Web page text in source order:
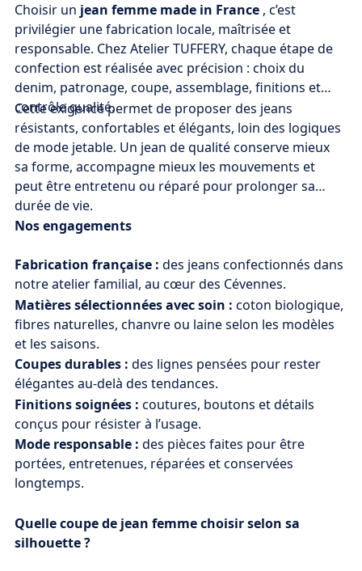
Choisir un jean femme made in France , c’est
privilégier une fabrication locale, maîtrisée et
responsable. Chez Atelier TUFFERY, chaque étape de
confection est réalisée avec précision : choix du
denim, patronage, coupe, assemblage, finitions et
contrôle qualité.
Cette exigence permet de proposer des jeans
résistants, confortables et élégants, loin des logiques
de mode jetable. Un jean de qualité conserve mieux
sa forme, accompagne mieux les mouvements et
peut être entretenu ou réparé pour prolonger sa
durée de vie.
Nos engagements
Fabrication française : des jeans confectionnés dans
notre atelier familial, au cœur des Cévennes.
Matières sélectionnées avec soin : coton biologique,
fibres naturelles, chanvre ou laine selon les modèles
et les saisons.
Coupes durables : des lignes pensées pour rester
élégantes au-delà des tendances.
Finitions soignées : coutures, boutons et détails
conçus pour résister à l’usage.
Mode responsable : des pièces faites pour être
portées, entretenues, réparées et conservées
longtemps.
Quelle coupe de jean femme choisir selon sa
silhouette ?